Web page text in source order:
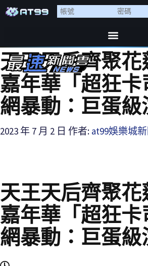
天王天后齊聚
嘉年華「超狂
網暴動：巨蛋級
2023 年 7 月 2 日 作者: at99娛樂城
天王天后齊聚
嘉年華「超狂
網暴動：巨蛋級